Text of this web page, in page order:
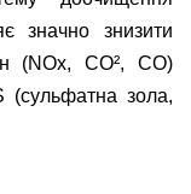
значно знизити
(NОx, CO², CO)
(сульфатна зола,